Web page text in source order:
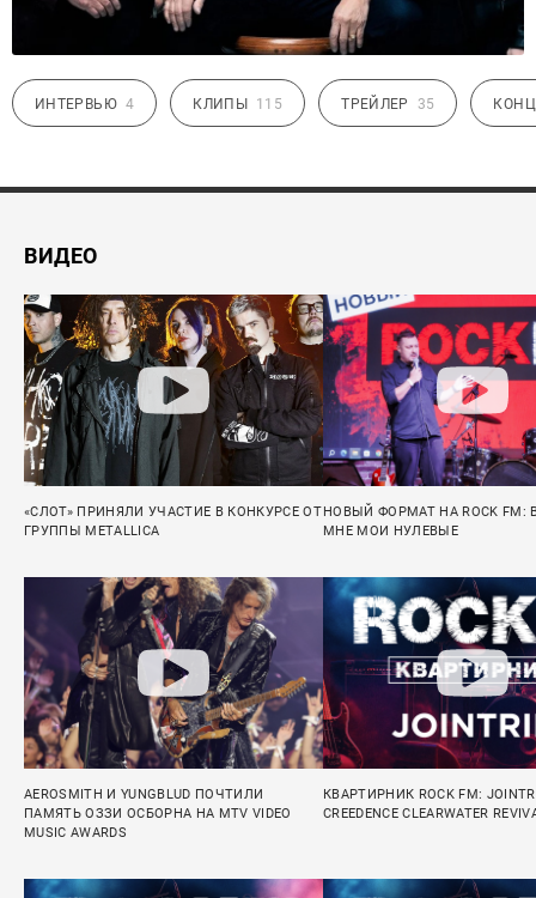
ИНТЕРВЬЮ 4 КЛИПЫ 115 ТРЕЙЛЕР 35
ВИДЕО
«СЛОТ» ПРИНЯЛИ УЧАСТИЕ В КОНКУРСЕ ОТ
ГРУППЫ METALLICA
НОВЫЙ ФОРМАТ НА ROCK FM:
МНЕ МОИ НУЛЕВЫЕ
AEROSMITH И YUNGBLUD ПОЧТИЛИ
ПАМЯТЬ ОЗЗИ ОСБОРНА НА MTV VIDEO
MUSIC AWARDS
КВАРТИРНИК ROCK FM:
CREEDENCE CLEARWATER